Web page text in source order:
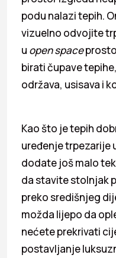
podu nalazi tepih.
vizuelno odvojite
u open space
birati čupave
održava, usisava i
Kao što je tepih
uređenje trpezarije
dodate još malo
da stavite stolnjak
preko središnjeg
možda lijepo da
nećete prekrivati
postavljanje